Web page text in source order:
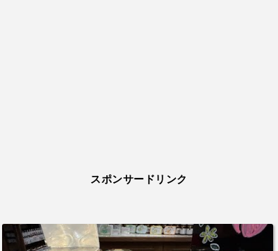
スポンサードリンク